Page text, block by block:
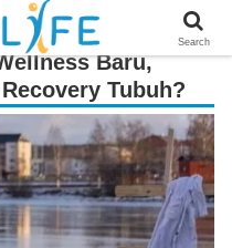
Baru,
Tubuh?
Search